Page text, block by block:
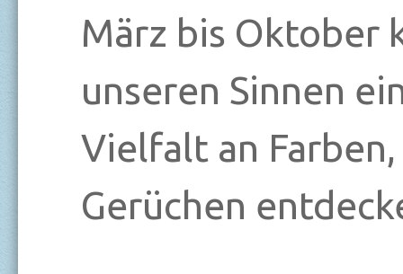
März bis Oktober
unseren Sinnen
Vielfalt an
Gerüchen